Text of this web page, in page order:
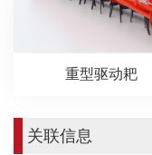
重型驱动耙
关联信息